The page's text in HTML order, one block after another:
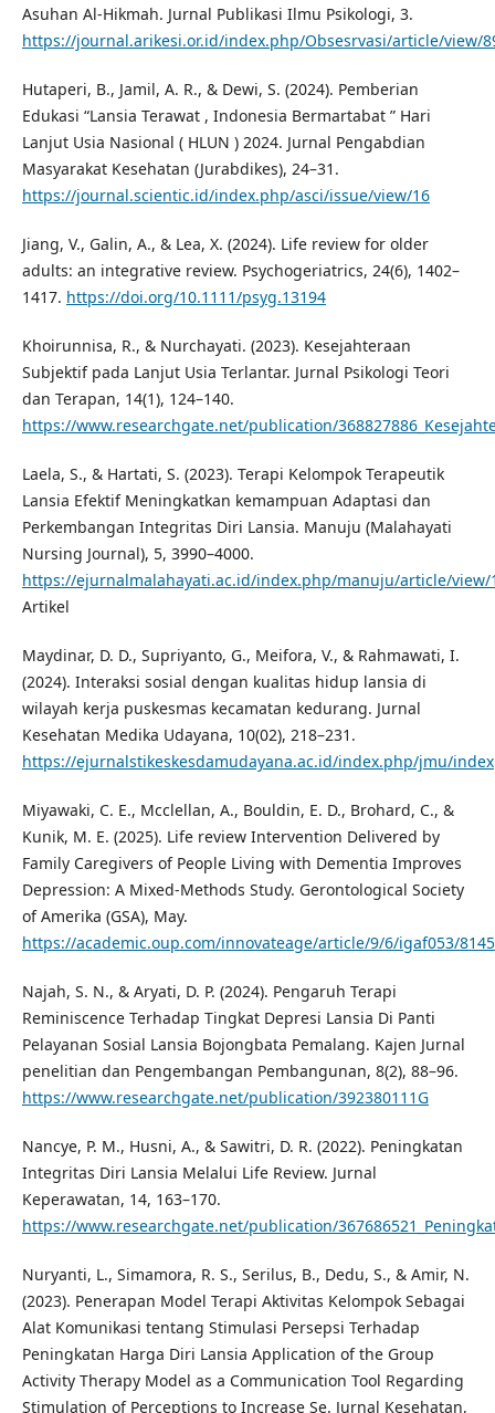
Asuhan Al-Hikmah. Jurnal Publikasi Ilmu Psikologi, 3.
https://journal.arikesi.or.id/index.php/Obsesrvasi/article/view/
Hutaperi, B., Jamil, A. R., & Dewi, S. (2024). Pemberian
Edukasi “Lansia Terawat , Indonesia Bermartabat ” Hari
Lanjut Usia Nasional ( HLUN ) 2024. Jurnal Pengabdian
Masyarakat Kesehatan (Jurabdikes), 24–31.
https://journal.scientic.id/index.php/asci/issue/view/16
Jiang, V., Galin, A., & Lea, X. (2024). Life review for older
adults: an integrative review. Psychogeriatrics, 24(6), 1402–
1417. https://doi.org/10.1111/psyg.13194
Khoirunnisa, R., & Nurchayati. (2023). Kesejahteraan
Subjektif pada Lanjut Usia Terlantar. Jurnal Psikologi Teori
dan Terapan, 14(1), 124–140.
https://www.researchgate.net/publication/
Laela, S., & Hartati, S. (2023). Terapi Kelompok Terapeutik
Lansia Efektif Meningkatkan kemampuan Adaptasi dan
Perkembangan Integritas Diri Lansia. Manuju (Malahayati
Nursing Journal), 5, 3990–4000.
https://ejurnalmalahayati.ac.id/index.php/manuju/article/view/
Artikel
Maydinar, D. D., Supriyanto, G., Meifora, V., & Rahmawati, I.
(2024). Interaksi sosial dengan kualitas hidup lansia di
wilayah kerja puskesmas kecamatan kedurang. Jurnal
Kesehatan Medika Udayana, 10(02), 218–231.
https://ejurnalstikeskesdamudayana.ac.id/index.php/jmu/index
Miyawaki, C. E., Mcclellan, A., Bouldin, E. D., Brohard, C., &
Kunik, M. E. (2025). Life review Intervention Delivered by
Family Caregivers of People Living with Dementia Improves
Depression: A Mixed-Methods Study. Gerontological Society
of Amerika (GSA), May.
https://academic.oup.com/innovateage/article/9/6/igaf053/
Najah, S. N., & Aryati, D. P. (2024). Pengaruh Terapi
Reminiscence Terhadap Tingkat Depresi Lansia Di Panti
Pelayanan Sosial Lansia Bojongbata Pemalang. Kajen Jurnal
penelitian dan Pengembangan Pembangunan, 8(2), 88–96.
https://www.researchgate.net/publication/392380111G
Nancye, P. M., Husni, A., & Sawitri, D. R. (2022). Peningkatan
Integritas Diri Lansia Melalui Life Review. Jurnal
Keperawatan, 14, 163–170.
https://www.researchgate.net/publication/
Nuryanti, L., Simamora, R. S., Serilus, B., Dedu, S., & Amir, N.
(2023). Penerapan Model Terapi Aktivitas Kelompok Sebagai
Alat Komunikasi tentang Stimulasi Persepsi Terhadap
Peningkatan Harga Diri Lansia Application of the Group
Activity Therapy Model as a Communication Tool Regarding
Stimulation of Perceptions to Increase Se. Jurnal Kesehatan,